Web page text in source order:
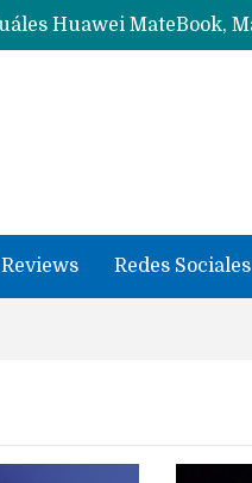
Reviews Redes Sociales